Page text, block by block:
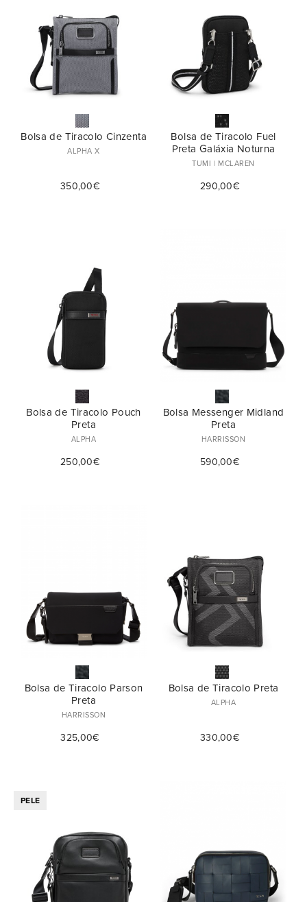
14'' (5)
81cm (1)
13" (2)
Sim (11)
Não (47)
Nº de Rodas
Upright (2) (5)
Spinner (4) (5)
Bolsa de Tiracolo Cinzenta
ALPHA X
350,00€
Bolsa de Tiracolo Fuel
Preta Galáxia Noturna
TUMI | MCLAREN
290,00€
Bolsa de Tiracolo Pouch
Preta
ALPHA
250,00€
Bolsa Messenger Midland
Preta
HARRISSON
590,00€
Bolsa de Tiracolo Parson
Preta
HARRISSON
325,00€
Bolsa de Tiracolo Preta
ALPHA
330,00€
PELE